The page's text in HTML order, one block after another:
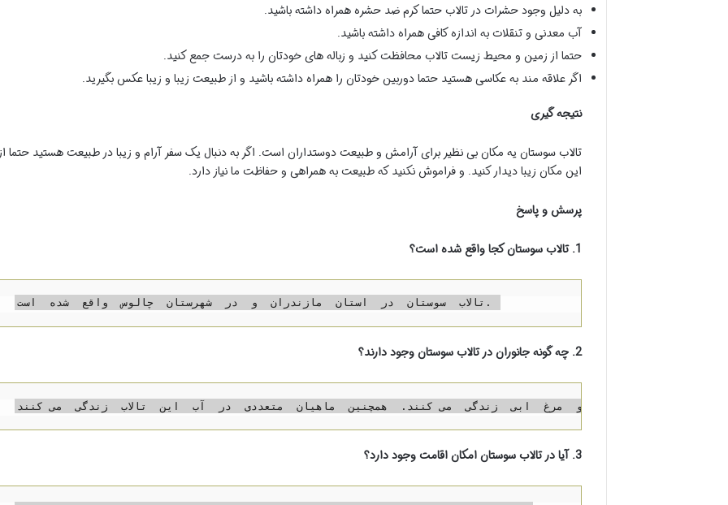
به دلیل وجود حشرات در تالاب حتما کرم ضد حشره همراه داشته باشید.
آب معدنی و تنقلات به اندازه کافی همراه داشته باشید.
حتما از زمین و محیط زیست تالاب محافظت کنید و زباله های خودتان را به درست جمع کنید.
اگر علاقه مند به عکاسی هستید حتما دوربین خودتان را همراه داشته باشید و از طبیعت زیبا و زیبا عکس بگیرید.
نتیجه گیری
تالاب سوستان یه مکان بی نظیر برای آرامش و طبیعت دوستداران است. اگر به دنبال یک سفر آرام و زیبا در طبیعت هستید حتما
این مکان زیبا دیدار کنید. و فراموش نکنید که طبیعت به همراهی و حفاظت ما نیاز دارد.
پرسش و پاسخ
1. تالاب سوستان کجا واقع شده است؟
تالاب  سوستان  در  استان  مازندران  و  در  شهرستان  چالوس  واقع  شده  است.
2. چه گونه جانوران در تالاب سوستان وجود دارند؟
3. آیا در تالاب سوستان امکان اقامت وجود دارد؟